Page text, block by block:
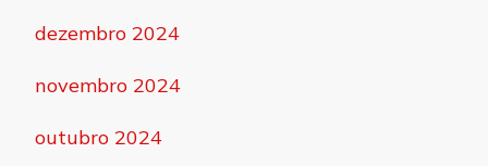
dezembro 2024
novembro 2024
outubro 2024